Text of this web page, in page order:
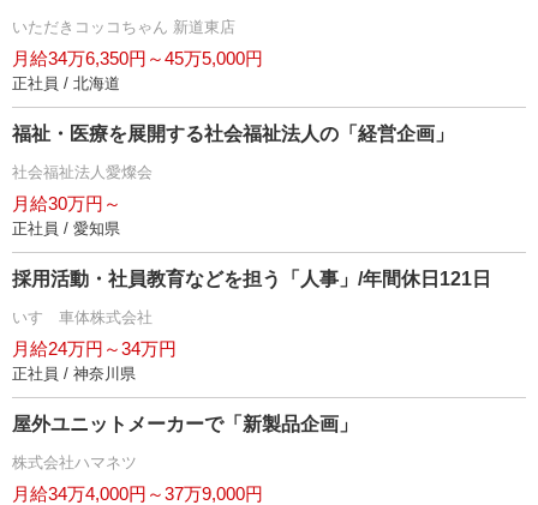
いただきコッコちゃん 新道東店
月給34万6,350円～45万5,000円
正社員 / 北海道
福祉・医療を展開する社会福祉法人の「経営企画」
社会福祉法人愛燦会
月給30万円～
正社員 / 愛知県
採用活動・社員教育などを担う「人事」/年間休日121日
いすゞ車体株式会社
月給24万円～34万円
正社員 / 神奈川県
屋外ユニットメーカーで「新製品企画」
株式会社ハマネツ
月給34万4,000円～37万9,000円